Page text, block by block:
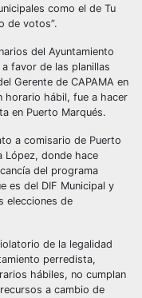
como el de Tu
de votos”.
del Ayuntamiento
favor de las planillas
Gerente de CAPAMA en
horario hábil, fue a hacer
en Puerto Marqués.
a comisario de Puerto
López, donde hace
del programa
es del DIF Municipal y
elecciones de
de la legalidad
perredista,
hábiles, no cumplan
a cambio de